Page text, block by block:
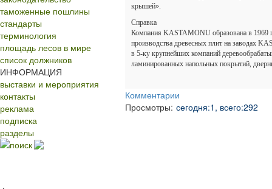
таможенные пошлины
стандарты
терминология
площадь лесов в мире
список должников
ИНФОРМАЦИЯ
выставки и мероприятия
контакты
реклама
подписка
разделы
поиск
крышей».
Справка
Компания KASTAMONU образована в 1969
производства древесных плит на заводах
в 5-ку крупнейших компаний
ламинированных напольных покрытий,
Комментарии
Просмотры: сегодня:1, всего:292